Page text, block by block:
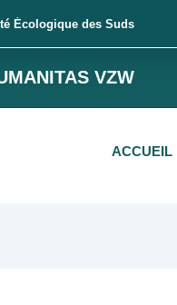
VZW
ACCUEIL
Écologique des Suds